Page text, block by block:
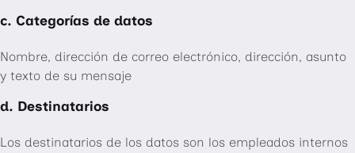
c. Categorías de datos
Nombre, dirección de correo electrónico, dirección, asunto
y texto de su mensaje
d. Destinatarios
Los destinatarios de los datos son los empleados internos